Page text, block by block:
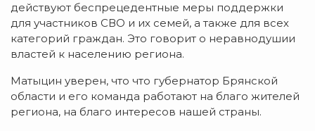
действуют беспрецедентные меры поддержки
для участников СВО и их семей, а также для всех
категорий граждан. Это говорит о неравнодушии
властей к населению региона.
Матыцин уверен, что что губернатор Брянской
области и его команда работают на благо жителей
региона, на благо интересов нашей страны.